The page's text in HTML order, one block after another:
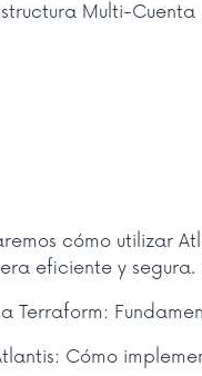
Multi-Cuenta
cómo utilizar
eficiente y
Terraform:
Cómo